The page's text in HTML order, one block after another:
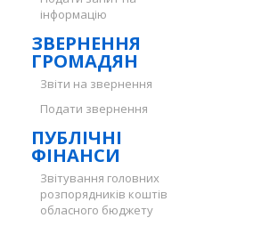
інформацію
ЗВЕРНЕННЯ
ГРОМАДЯН
Звіти на звернення
Подати звернення
ПУБЛІЧНІ
ФІНАНСИ
Звітування головних
розпорядників коштів
обласного бюджету